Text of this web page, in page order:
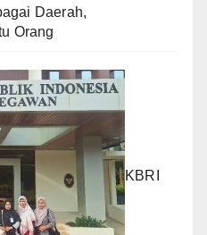
Daerah,
Orang
KBRI